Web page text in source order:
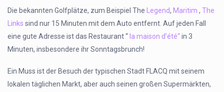
Die bekannten Golfplätze, zum Beispiel The Legend, Maritim ,The
Links sind nur 15 Minuten mit dem Auto entfernt. Auf jeden Fall
eine gute Adresse ist das Restaurant “ la maison d’été“in 3
Minuten, insbesondere ihr Sonntagsbrunch!
Ein Muss ist der Besuch der typischen Stadt FLACQ mit seinem
lokalen täglichen Markt, aber auch seinen großen Supermärkten,